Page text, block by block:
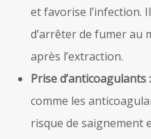
et favorise l’infection.
d’arrêter de fumer au
après l’extraction.
Prise d’anticoagulants :
comme les
risque de saignement